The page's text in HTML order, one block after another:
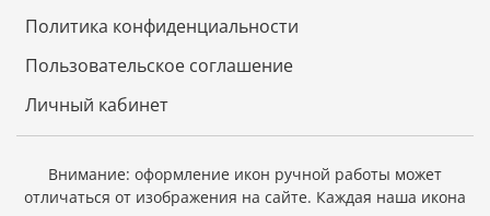
женский монастырь, с. Дивеево.
Политика конфиденциальности
Пользовательское соглашение
Личный кабинет
Внимание: оформление икон ручной работы может
отличаться от изображения на сайте. Каждая наша икона